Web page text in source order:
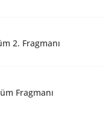
2. Fragmanı
Fragmanı